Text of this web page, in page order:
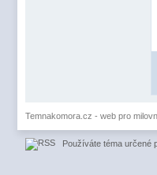
Temnakomora.cz - web pro
Používáte téma určené